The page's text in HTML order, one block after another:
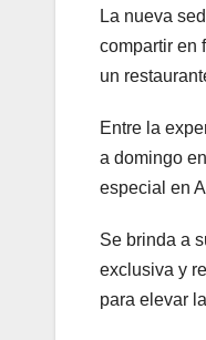
La nueva
compartir en
un
Entre la
a domingo
especial en
Se brinda a
exclusiva y
para elevar